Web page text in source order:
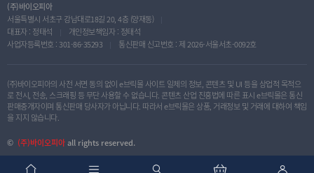
(주)바이오피아
서울특별시 서초구 강남대로18길 20, 4층 (양재동)
대표자 : 정태석
개인정보책임자 : 정태석
사업자등록번호 : 301-86-35293
통신판매 신고번호 : 제 2026-서울서초-0092호
(주)바이오피아의 사전 서면 동의 없이 e브릭몰 사이트 일체의 정보, 콘텐츠 및 UI 등을 상업적 목적으
로 전시, 전송, 스크래핑 등 무단 사용할 수 없습니다. 콘텐츠 산업 진흥법에 따른 표시 e브릭몰은 통신
판매중개자이며 통신판매 당사자가 아닙니다. 따라서 e브릭몰은 상품, 거래정보 및 거래에 대하여 책임
을 지지 않습니다.
© (주)바이오피아all rights reserved.